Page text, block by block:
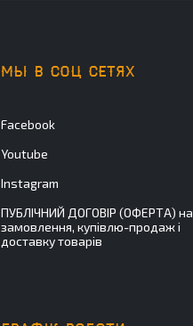
МЫ В СОЦ СЕТЯХ
Facebook
Youtube
Instagram
ПУБЛІЧНИЙ ДОГОВІР (ОФЕРТА) на
замовлення, купівлю-продаж і
доставку товарів